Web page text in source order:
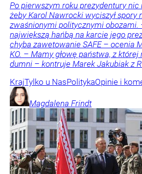
Po pierwszym roku prezydentury nic
żeby Karol Nawrocki wyciszył spory
zwaśnionymi politycznymi obozami.
największą hańbą na karcie jego
chyba zawetowanie SAFE – ocenia
KO. – Mamy głowę państwa, z
dumni – kontruje Marek Jakubiak z
KrajTylko u NasPolitykaOpinie i
Magdalena Frindt